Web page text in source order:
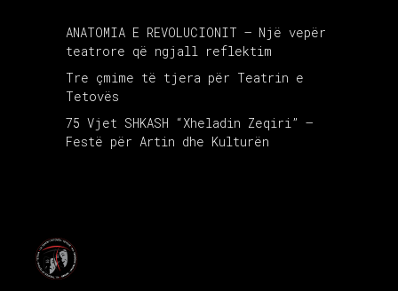
ANATOMIA E REVOLUCIONIT – Një vepër
teatrore që ngjall reflektim
Tre çmime të tjera për Teatrin e
Tetovës
75 Vjet SHKASH “Xheladin Zeqiri” –
Festë për Artin dhe Kulturën